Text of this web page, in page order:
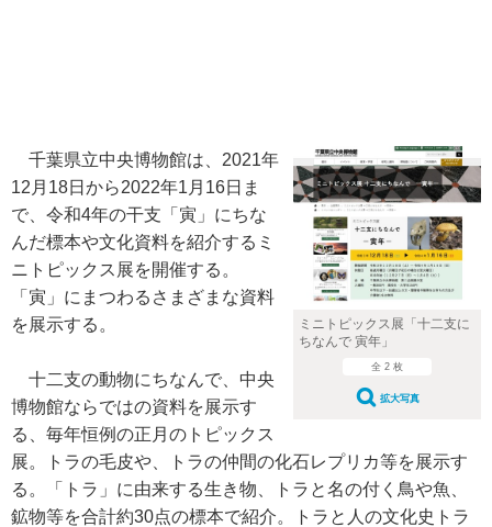
ミニトピックス展「十二支に
ちなんで 寅年」
全 2 枚
拡大写真
千葉県立中央博物館は、2021年
12月18日から2022年1月16日ま
で、令和4年の干支「寅」にちな
んだ標本や文化資料を紹介するミ
ニトピックス展を開催する。
「寅」にまつわるさまざまな資料
を展示する。
十二支の動物にちなんで、中央
博物館ならではの資料を展示す
る、毎年恒例の正月のトピックス
展。トラの毛皮や、トラの仲間の化石レプリカ等を展示す
る。「トラ」に由来する生き物、トラと名の付く鳥や魚、
鉱物等を合計約30点の標本で紹介。トラと人の文化史トラ